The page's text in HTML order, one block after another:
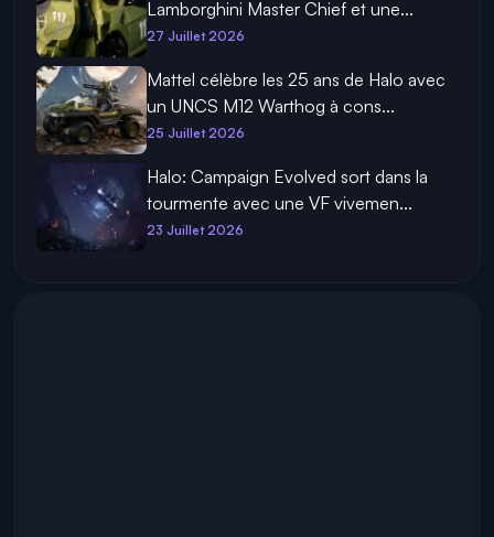
Lamborghini Master Chief et une...
27 Juillet 2026
Mattel célèbre les 25 ans de Halo avec
un UNCS M12 Warthog à cons...
25 Juillet 2026
Halo: Campaign Evolved sort dans la
tourmente avec une VF vivemen...
23 Juillet 2026